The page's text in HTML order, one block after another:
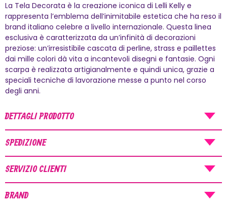
La Tela Decorata è la creazione iconica di Lelli Kelly e
rappresenta l’emblema dell’inimitabile estetica che ha reso il
brand italiano celebre a livello internazionale. Questa linea
esclusiva è caratterizzata da un’infinità di decorazioni
preziose: un’irresistibile cascata di perline, strass e paillettes
dai mille colori dà vita a incantevoli disegni e fantasie. Ogni
scarpa è realizzata artigianalmente e quindi unica, grazie a
speciali tecniche di lavorazione messe a punto nel corso
degli anni.
DETTAGLI PRODOTTO
SPEDIZIONE
SERVIZIO CLIENTI
BRAND
SPEDIZIONI AGOSTO
AVVISO: gli Ordini effettuati nel periodo
07/08/26